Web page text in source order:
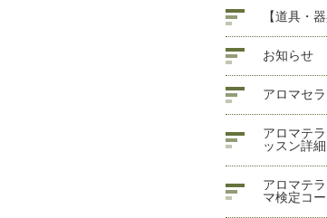
【道具・器
お知らせ
アロマセ
アロマテ
ッスン詳細
アロマテ
マ検定コー